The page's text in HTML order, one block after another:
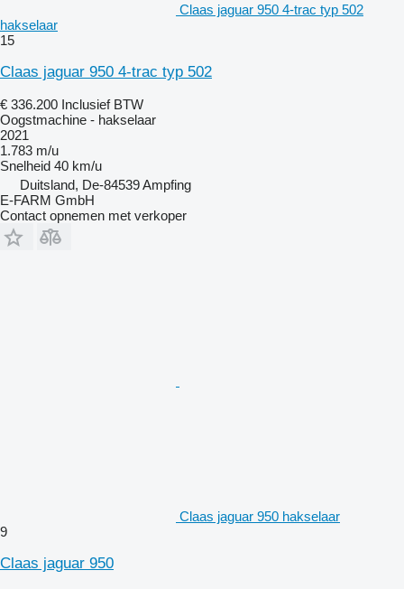
Claas jaguar 950 4-trac typ 502
hakselaar
15
Claas jaguar 950 4-trac typ 502
€ 336.200 Inclusief BTW
Oogstmachine - hakselaar
2021
1.783 m/u
Snelheid 40 km/u
Duitsland, De-84539 Ampfing
E-FARM GmbH
Contact opnemen met verkoper
Claas jaguar 950 hakselaar
9
Claas jaguar 950